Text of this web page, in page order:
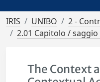
IRIS UNIBO
2 -
2.01 Capitolo /
The Context